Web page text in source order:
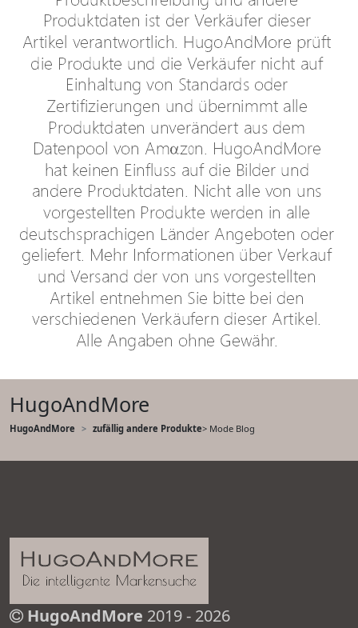
HugoAndMore
HugoAndMore zufällig andere Produkte> Mode Blog
HugoAndMore 2019 - 2026